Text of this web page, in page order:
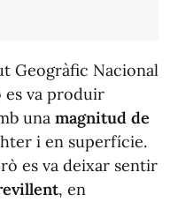
Geogràfic Nacional
es va produir
una magnitud de
i en superfície.
es va deixar sentir
, en